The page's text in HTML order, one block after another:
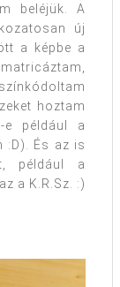
beléjük. A
új
a képbe a
hoztam
e például a
:D). És az is
például a
a K.R.Sz. :)